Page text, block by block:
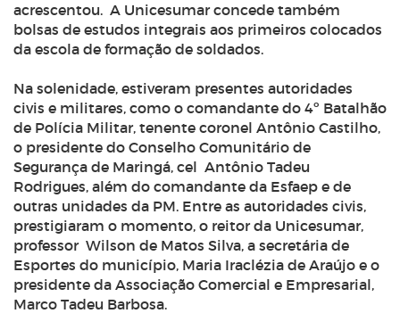
acrescentou. A Unicesumar concede também
bolsas de estudos integrais aos primeiros colocados
da escola de formação de soldados.
Na solenidade, estiveram presentes autoridades
civis e militares, como o comandante do 4º Batalhão
de Polícia Militar, tenente coronel Antônio Castilho,
o presidente do Conselho Comunitário de
Segurança de Maringá, cel Antônio Tadeu
Rodrigues, além do comandante da Esfaep e de
outras unidades da PM. Entre as autoridades civis,
prestigiaram o momento, o reitor da Unicesumar,
professor Wilson de Matos Silva, a secretária de
Esportes do município, Maria Iraclézia de Araújo e o
presidente da Associação Comercial e Empresarial,
Marco Tadeu Barbosa.